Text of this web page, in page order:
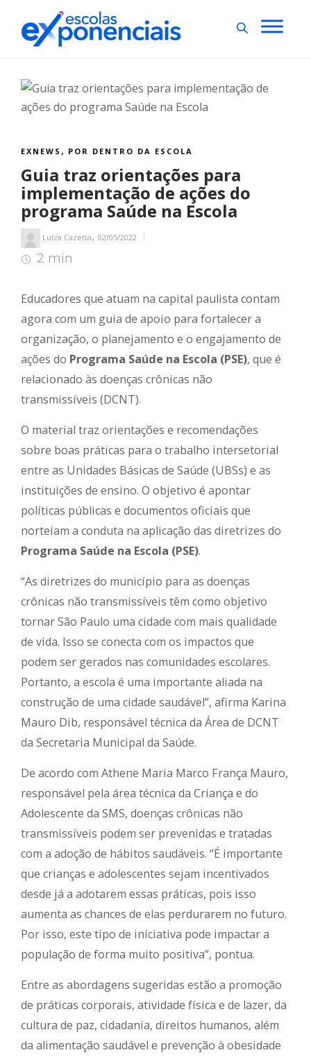
EXNEWS , POR DENTRO DA ESCOLA
Guia traz orientações para
implementação de ações do
programa Saúde na Escola
Luiza Cazetta, 02/05/2022
2 min
Educadores que atuam na capital paulista contam
agora com um guia de apoio para fortalecer a
organização, o planejamento e o engajamento de
ações do Programa Saúde na Escola (PSE), que é
relacionado às doenças crônicas não
transmissíveis (DCNT).
O material traz orientações e recomendações
sobre boas práticas para o trabalho intersetorial
entre as Unidades Básicas de Saúde (UBSs) e as
instituições de ensino. O objetivo é apontar
políticas públicas e documentos oficiais que
norteiam a conduta na aplicação das diretrizes do
Programa Saúde na Escola (PSE).
“As diretrizes do município para as doenças
crônicas não transmissíveis têm como objetivo
tornar São Paulo uma cidade com mais qualidade
de vida. Isso se conecta com os impactos que
podem ser gerados nas comunidades escolares.
Portanto, a escola é uma importante aliada na
construção de uma cidade saudável”, afirma Karina
Mauro Dib, responsável técnica da Área de DCNT
da Secretaria Municipal da Saúde.
De acordo com Athene Maria Marco França Mauro,
responsável pela área técnica da Criança e do
Adolescente da SMS, doenças crônicas não
transmissíveis podem ser prevenidas e tratadas
com a adoção de hábitos saudáveis. “É importante
que crianças e adolescentes sejam incentivados
desde já a adotarem essas práticas, pois isso
aumenta as chances de elas perdurarem no futuro.
Por isso, este tipo de iniciativa pode impactar a
população de forma muito positiva”, pontua.
Entre as abordagens sugeridas estão a promoção
de práticas corporais, atividade física e de lazer, da
cultura de paz, cidadania, direitos humanos, além
da alimentação saudável e prevenção à obesidade